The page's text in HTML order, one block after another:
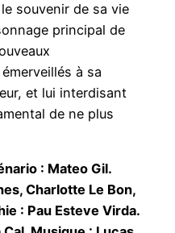
souvenir de sa vie
principal de
à sa
et lui interdisant
de ne plus
: Mateo Gil.
Charlotte Le Bon,
: Pau Esteve Virda.